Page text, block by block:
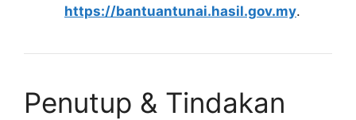
https://bantuantunai.hasil.gov.my.
Penutup & Tindakan